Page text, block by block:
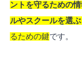
ントを守るための
ルやスクールを選ぶ
るための鍵です。